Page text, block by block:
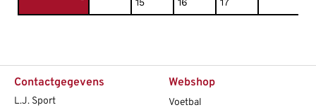
15
16
17
Contactgegevens
L.J. Sport
Webshop
Voetbal